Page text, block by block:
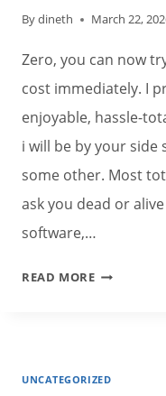
Bydineth March 22,
Zero, you can now
cost immediately. I
enjoyable, hassle-
i will be by your
some other. Most
ask you dead or
software,…
READ MOREFREE
CASINO
UNCATEGORIZED